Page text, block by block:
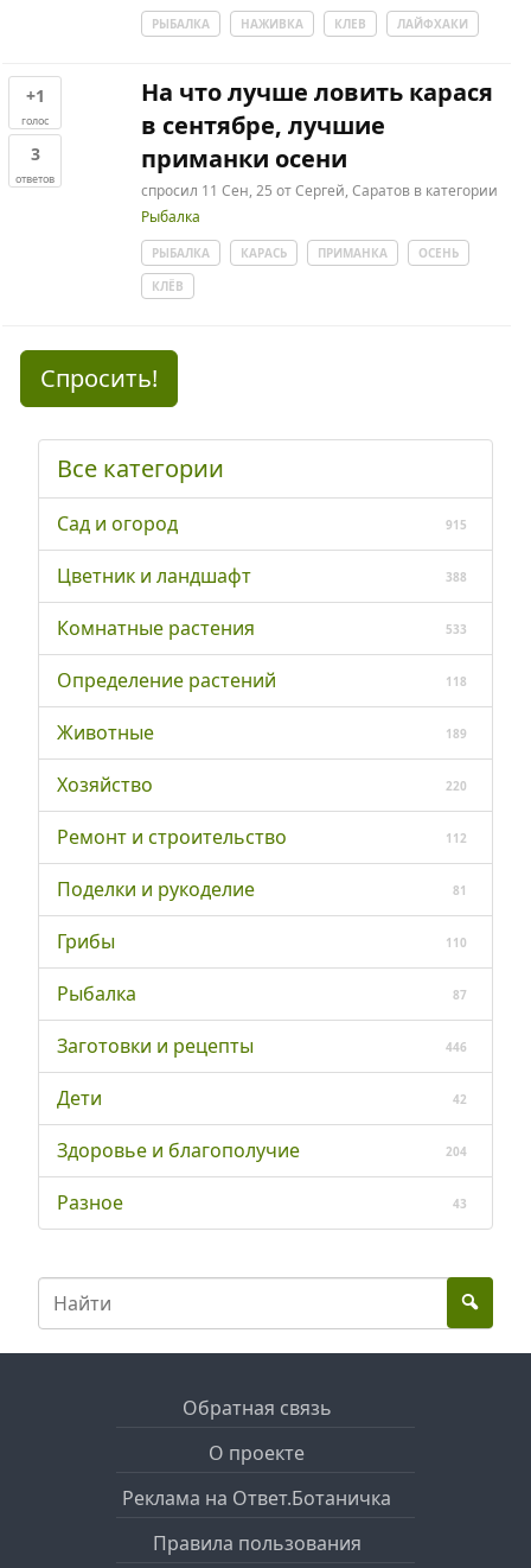
РЫБАЛКА НАЖИВКА КЛЕВ ЛАЙФХАКИ
+1
голос
3
ответов
На что лучше ловить карася
в сентябре, лучшие
приманки осени
спросил 11 Сен, 25 отСергей, Саратов в категории
Рыбалка
РЫБАЛКА КАРАСЬ ПРИМАНКА
ОСЕНЬ
КЛЁВ
Спросить!
Все категории
Сад и огород 915
Цветник и ландшафт 388
Комнатные растения 533
Определение растений 118
Животные 189
Хозяйство 220
Ремонт и строительство 112
Поделки и рукоделие 81
Грибы 110
Рыбалка 87
Заготовки и рецепты 446
Дети 42
Здоровье и благополучие 204
Разное 43
Обратная связь
О проекте
Реклама на Ответ.Ботаничка
Правила пользования